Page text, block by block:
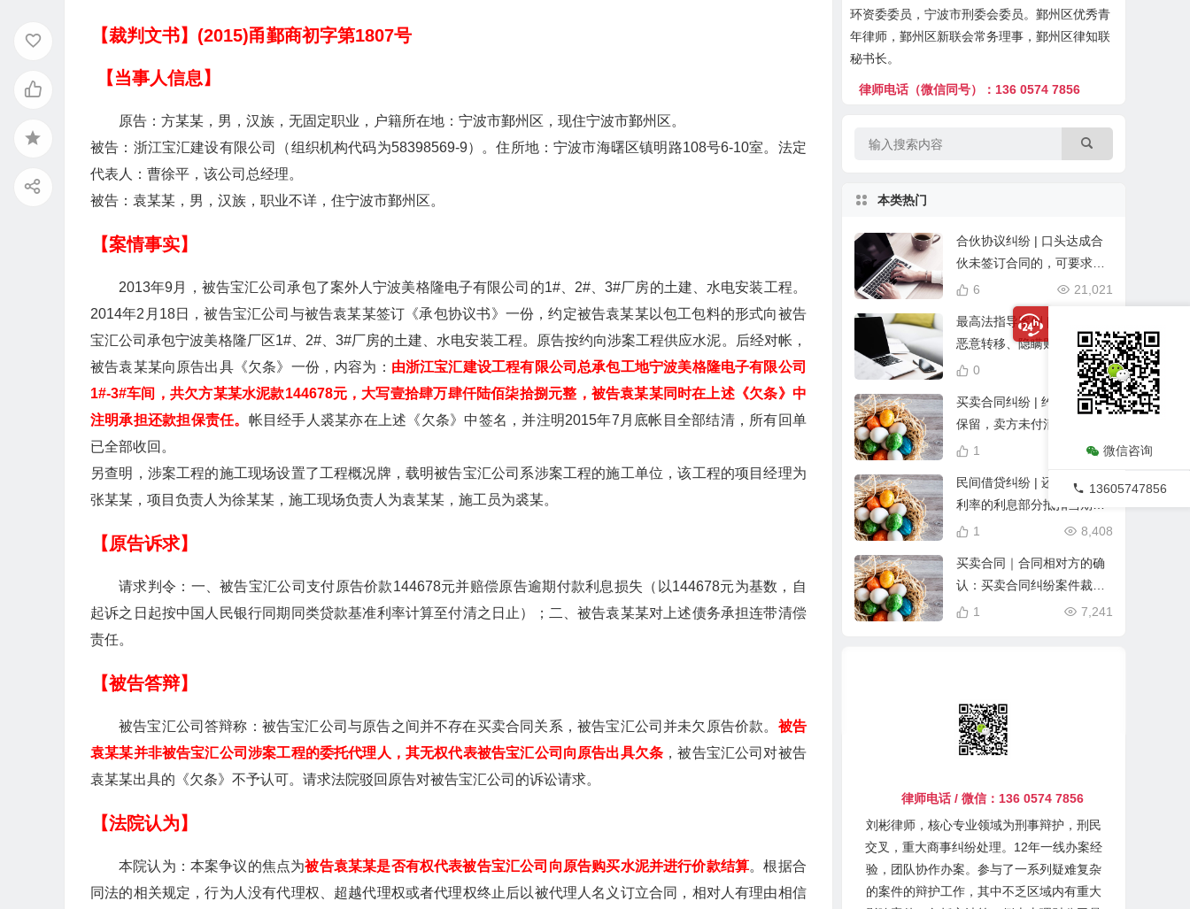
【裁判文书】(2015)甬鄞商初字第1807号
【当事人信息】
原告：方某某，男，汉族，无固定职业，户籍所在地：宁波市鄞州区，现住宁波市鄞州区。
被告：浙江宝汇建设有限公司（组织机构代码为58398569-9）。住所地：宁波市海曙区镇明路108号6-10室。法定
代表人：曹徐平，该公司总经理。
被告：袁某某，男，汉族，职业不详，住宁波市鄞州区。
【案情事实】
2013年9月，被告宝汇公司承包了案外人宁波美格隆电子有限公司的1#、2#、3#厂房的土建、水电安装工程。
2014年2月18日，被告宝汇公司与被告袁某某签订《承包协议书》一份，约定被告袁某某以包工包料的形式向被告
宝汇公司承包宁波美格隆厂区1#、2#、3#厂房的土建、水电安装工程。原告按约向涉案工程供应水泥。后经对帐，
被告袁某某向原告出具《欠条》一份，内容为： 由浙江宝汇建设工程有限公司总承包工地宁波美格隆电子有限公司
1#-3#车间，共欠方某某水泥款144678元，大写壹拾肆万肆仟陆佰柒拾捌元整，被告袁某某同时在上述《欠条》中
注明承担还款担保责任。 帐目经手人裘某亦在上述《欠条》中签名，并注明2015年7月底帐目全部结清，所有回单
已全部收回。
另查明，涉案工程的施工现场设置了工程概况牌，载明被告宝汇公司系涉案工程的施工单位，该工程的项目经理为
张某某，项目负责人为徐某某，施工现场负责人为袁某某，施工员为裘某。
【原告诉求】
请求判令：一、被告宝汇公司支付原告价款144678元并赔偿原告逾期付款利息损失（以144678元为基数，自
起诉之日起按中国人民银行同期同类贷款基准利率计算至付清之日止）；二、被告袁某某对上述债务承担连带清偿
责任。
【被告答辩】
被告宝汇公司答辩称：被告宝汇公司与原告之间并不存在买卖合同关系，被告宝汇公司并未欠原告价款。 被告
袁某某并非被告宝汇公司涉案工程的委托代理人，其无权代表被告宝汇公司向原告出具欠条 ，被告宝汇公司对被告
袁某某出具的《欠条》不予认可。请求法院驳回原告对被告宝汇公司的诉讼请求。
【法院认为】
本院认为：本案争议的焦点为被告袁某某是否有权代表被告宝汇公司向原告购买水泥并进行价款结算。根据合
同法的相关规定，行为人没有代理权、超越代理权或者代理权终止后以被代理人名义订立合同，相对人有理由相信
环资委委员，宁波市刑委会委员。鄞州区优秀青
年律师，鄞州区新联会常务理事，鄞州区律知联
秘书长。
律师电话（微信同号）：136 0574 7856
本类热门
合伙协议纠纷 | 口头达成合
伙未签订合同的，可要求退
回投资款
21,021
6
最高法指导案例 | 离婚期间
恶意转移、隐瞒财产的，应
当少分
12,943
0
买卖合同纠纷 | 约定所有权
保留，卖方未付清货款可要
求返还货物
10,814
1
民间借贷纠纷 | 还款超出3%
利率的利息部分抵扣当期本
金
8,408
1
买卖合同｜合同相对方的确
认：买卖合同纠纷案件裁判
观点摘要
7,241
1
律师电话 / 微信：136 0574 7856
刘彬律师，核心专业领域为刑事辩护，刑民
交叉，重大商事纠纷处理。12年一线办案经
验，团队协作办案。参与了一系列疑难复杂
的案件的辩护工作，其中不乏区域内有重大
微信咨询
13605747856